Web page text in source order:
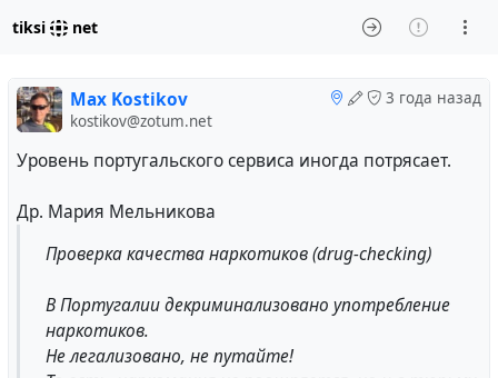
tiksi net
3 года назад
Max Kostikov
kostikov@zotum.net
Уровень португальского сервиса иногда потрясает.
Др. Мария Мельникова
Проверка качества наркотиков (drug-checking)
В Португалии декриминализовано употребление
наркотиков.
Не легализовано, не путайте!